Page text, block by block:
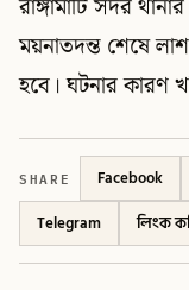
রাঙ্গামাটি সদর
ময়নাতদন্ত শেষে
হবে। ঘটনার কারণ
SHARE Facebook
Telegram
লিংক